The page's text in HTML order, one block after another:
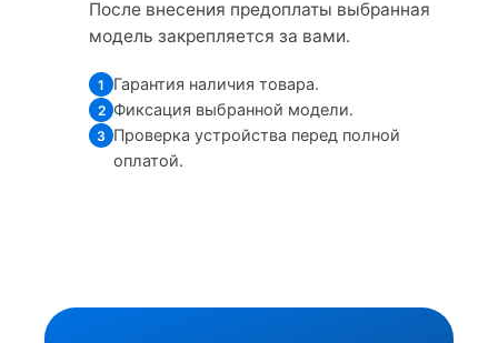
После внесения предоплаты выбранная
модель закрепляется за вами.
1 Гарантия наличия товара.
2 Фиксация выбранной модели.
3 Проверка устройства перед полной
оплатой.